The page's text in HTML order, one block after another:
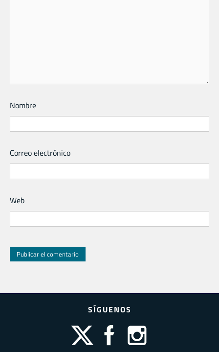
Nombre
Correo electrónico
Web
SÍGUENOS